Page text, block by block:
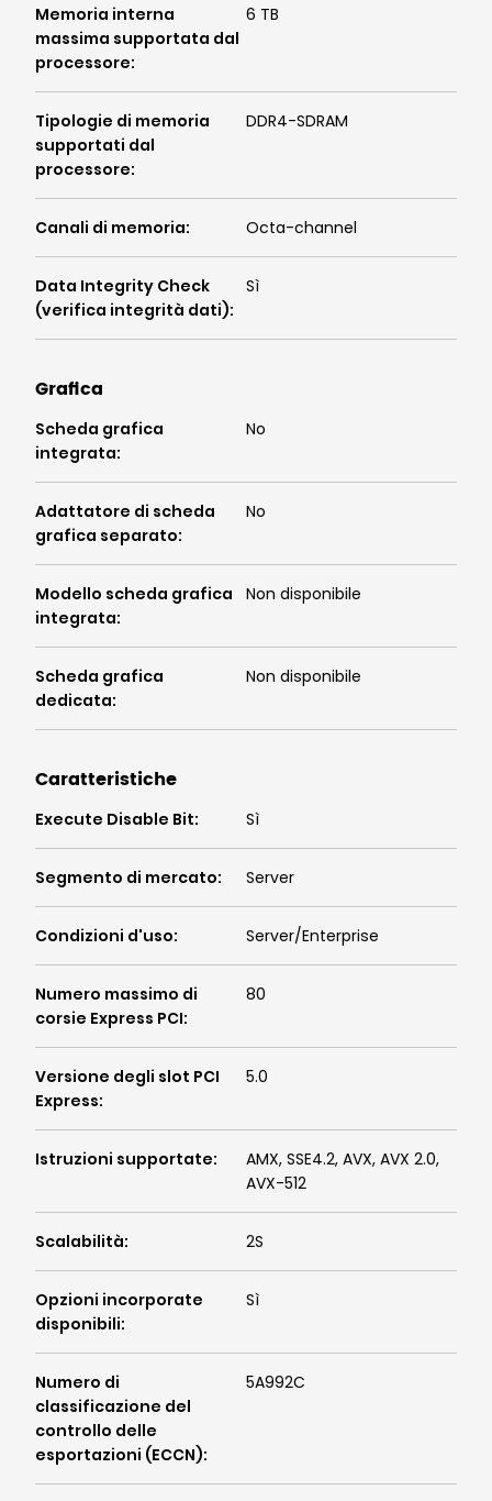
Memoria interna
massima supportata dal
processore:
6 TB
Tipologie di memoria
supportati dal
processore:
DDR4-SDRAM
Canali di memoria: Octa-channel
Data Integrity Check
(verifica integrità dati):
Sì
Grafica
Scheda grafica
integrata:
No
Adattatore di scheda
grafica separato:
No
Modello scheda grafica
integrata:
Non disponibile
Scheda grafica
dedicata:
Non disponibile
Caratteristiche
Execute Disable Bit: Sì
Segmento di mercato: Server
Condizioni d'uso: Server/Enterprise
Numero massimo di
corsie Express PCI:
80
Versione degli slot PCI
Express:
5.0
Istruzioni supportate:
AMX, SSE4.2, AVX, AVX 2.0,
AVX-512
Scalabilità: 2S
Opzioni incorporate
disponibili:
Sì
Numero di
classificazione del
controllo delle
esportazioni (ECCN):
5A992C